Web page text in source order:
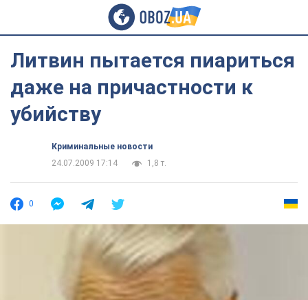
Литвин пытается пиариться
даже на причастности к
убийству
Криминальные новости
24.07.2009 17:14
1,8 т.
0